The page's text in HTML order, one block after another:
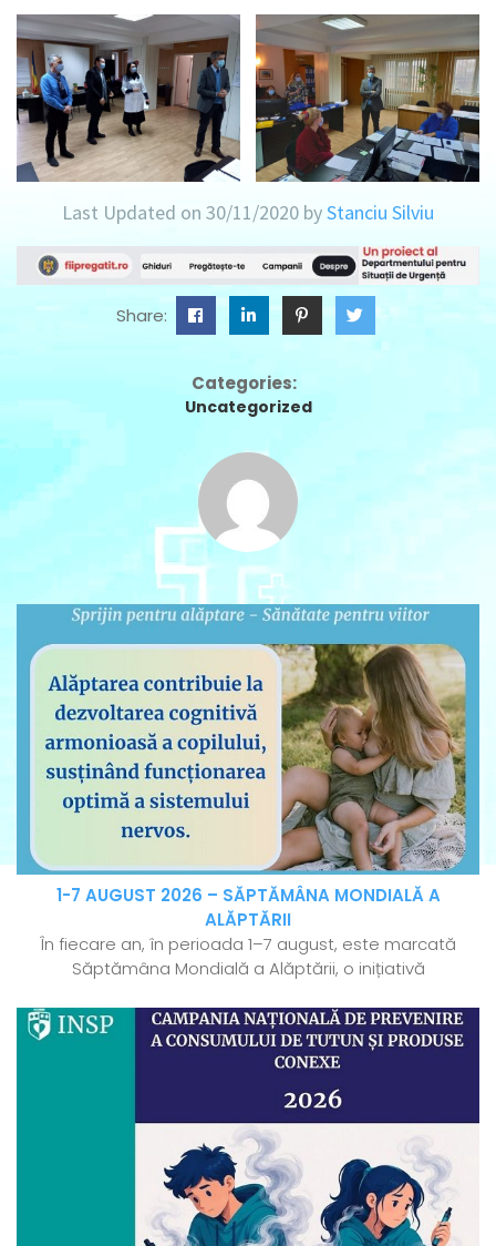
Last Updated on 30/11/2020 byStanciu Silviu
Share:
Categories:
Uncategorized
1-7 AUGUST 2026 – SĂPTĂMÂNA MONDIALĂ A
ALĂPTĂRII
În fiecare an, în perioada 1–7 august, este marcată
Săptămâna Mondială a Alăptării, o inițiativă